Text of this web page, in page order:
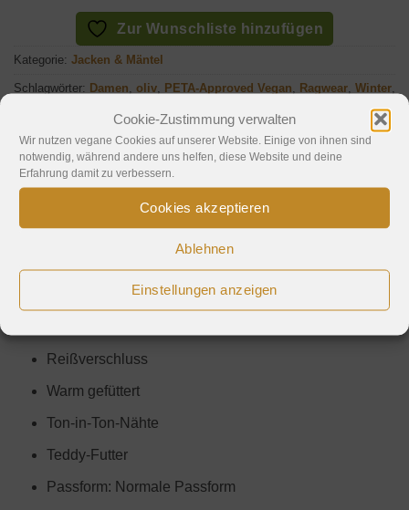
Cookie-Zustimmung verwalten
Wir nutzen vegane Cookies auf unserer Website. Einige von ihnen sind
notwendig, während andere uns helfen, diese Website und deine
Erfahrung damit zu verbessern.
Cookies akzeptieren
Ablehnen
Einstellungen anzeigen
Zur Wunschliste hinzufügen
Kategorie: Jacken & Mäntel
Schlagwörter: Damen, oliv, PETA-Approved Vegan, Ragwear, Winter,
Reißverschluss
Warm gefüttert
Ton-in-Ton-Nähte
Teddy-Futter
Passform: Normale Passform